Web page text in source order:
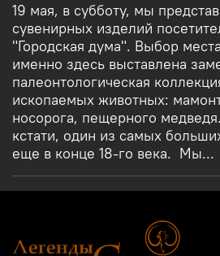
19 мая, в субботу, мы
сувенирных изделий
"Городская дума". Выбор
именно здесь выставлена
палеонтологическая
ископаемых животных:
носорога, пещерного
кстати, один из самых
еще в конце 18-го века. Мы...